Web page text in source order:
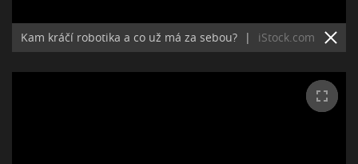
Kam kráčí robotika a co už má za sebou? | iStock.com